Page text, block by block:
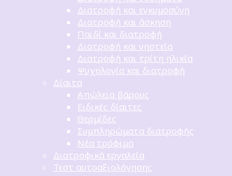
Διατροφή και εγκυμοσύνη
Διατροφή και άσκηση
Παιδί και διατροφή
Διατροφή και νηστεία
Διατροφή και τρίτη ηλικία
Ψυχολογία και διατροφή
Δίαιτα
Απώλεια βάρους
Ειδικές δίαιτες
Θερμίδες
Συμπληρώματα διατροφής
Νέα τρόφιμα
Διατροφικά εργαλεία
Τεστ αυτοαξιολόγησης